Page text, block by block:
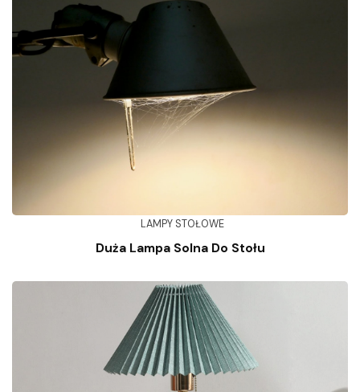
LAMPY STOŁOWE
Duża Lampa Solna Do Stołu